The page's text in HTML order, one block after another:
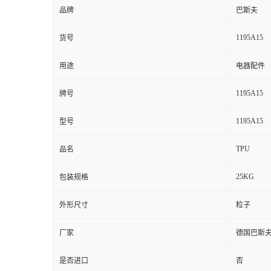
品牌 巴斯夫
货号 1195A15
用途 电器配件
牌号 1195A15
型号 1195A15
品名 TPU
包装规格 25KG
外形尺寸 粒子
厂家 德国巴斯
是否进口 否